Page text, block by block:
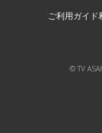
ご利用ガイド
© TV